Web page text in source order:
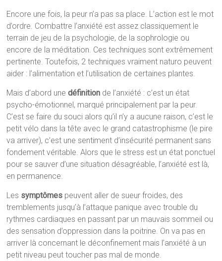
Encore une fois, la peur n’a pas sa place. L’action est le mot
d’ordre. Combattre l’anxiété est assez classiquement le
terrain de jeu de la psychologie, de la sophrologie ou
encore de la méditation. Ces techniques sont extrêmement
pertinente. Toutefois, 2 techniques vraiment naturo peuvent
aider : l’alimentation et l’utilisation de certaines plantes.
Mais d’abord unedéfinition de l’anxiété : c’est un état
psycho-émotionnel, marqué principalement par la peur.
C’est se faire du souci alors qu’il n’y a aucune raison, c’est le
petit vélo dans la tête avec le grand catastrophisme (le pire
va arriver), c’est une sentiment d’insécurité permanent sans
fondement véritable. Alors que le stress est un état ponctuel
pour se sauver d’une situation désagréable, l’anxiété est là,
en permanence.
Les symptômes peuvent aller de sueur froides, des
tremblements jusqu’à l’attaque panique avec trouble du
rythmes cardiaques en passant par un mauvais sommeil ou
des sensation d’oppression dans la poitrine. On va pas en
arriver là concernant le déconfinement mais l’anxiété à un
petit niveau peut toucher pas mal de monde.